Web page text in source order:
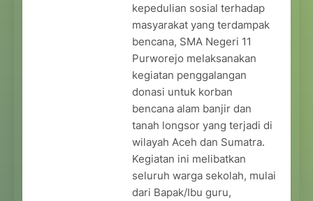
kepedulian sosial terhadap
masyarakat yang terdampak
bencana, SMA Negeri 11
Purworejo melaksanakan
kegiatan penggalangan
donasi untuk korban
bencana alam banjir dan
tanah longsor yang terjadi di
wilayah Aceh dan Sumatra.
Kegiatan ini melibatkan
seluruh warga sekolah, mulai
dari Bapak/Ibu guru,